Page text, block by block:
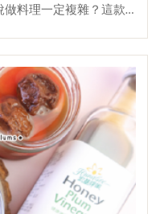
可依據喜好添加。➍ 本
試夏天在家，有點儀式
面放一點水果/堅果，
雪酪自由不是夢!!✔ 不需
!!✔ 食材簡單，無任何添
其他糖添加。此款雪
鳳梨和荔枝兩款夏季代
都很適合做成水果雪酪
國產荔枝蜜 果香氣的
料理一定複雜？這款
剛好！無論抹在貝果、
失敗的美味日常✨自己做
，美味又療癒！趕快試
合！材料【蜂蜜堅果抹
(無糖)：30-40g③ 蜂
乳酪抹醬】① 原味乳
蜂蜜：20g④ 煙燻鮭
：少許⑦ 黑胡椒粒：